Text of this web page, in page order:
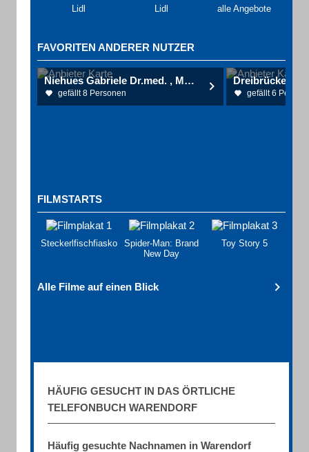
Lidl Lidl alle Angebote
FAVORITEN ANDERER NUTZER
Niehues Gabriele Dr.med. , Möllenhoff Katrin Dr.med. Hautärztinnen
gefällt 8 Personen
Dreibrückenhof
gefällt 6
FILMSTARTS
Steckerlfischfiasko
Spider-Man: Brand
New Day
Toy Story 5
Alle Filme auf einen Blick
HÄUFIG GESUCHT IN DAS ÖRTLICHE
TELEFONBUCH WARENDORF
Häufig gesuchte Nachnamen in Warendorf